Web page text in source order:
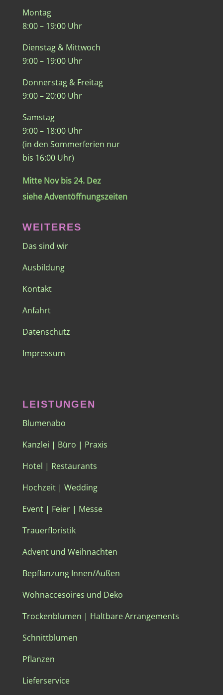
Montag
8:00 – 19:00 Uhr
Dienstag & Mittwoch
9:00 – 19:00 Uhr
Donnerstag & Freitag
9:00 – 20:00 Uhr
Samstag
9:00 – 18:00 Uhr
(in den Sommerferien nur
bis 16:00 Uhr)
Mitte Nov bis 24. Dez
siehe Adventöffnungszeiten
WEITERES
Das sind wir
Ausbildung
Kontakt
Anfahrt
Datenschutz
Impressum
LEISTUNGEN
Blumenabo
Kanzlei | Büro | Praxis
Hotel | Restaurants
Hochzeit | Wedding
Event | Feier | Messe
Trauerfloristik
Advent und Weihnachten
Bepflanzung Innen/Außen
Wohnaccesoires und Deko
Trockenblumen | Haltbare Arrangements
Schnittblumen
Pflanzen
Lieferservice